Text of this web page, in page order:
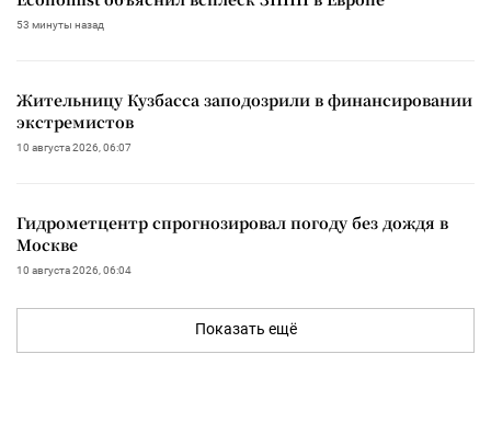
53 минуты назад
Жительницу Кузбасса заподозрили в финансировании
экстремистов
10 августа 2026, 06:07
Гидрометцентр спрогнозировал погоду без дождя в
Москве
10 августа 2026, 06:04
Показать ещё